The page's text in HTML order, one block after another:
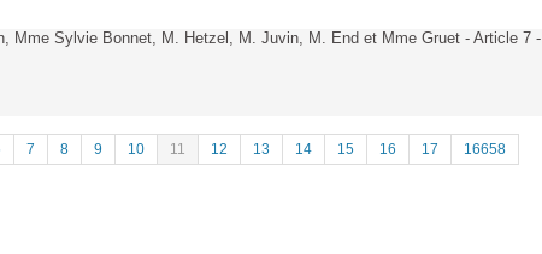
Mme Sylvie Bonnet, M. Hetzel, M. Juvin, M. End et Mme Gruet - Article 7 -
7 8 9 10 11 12 13 14 15 16 17
16658